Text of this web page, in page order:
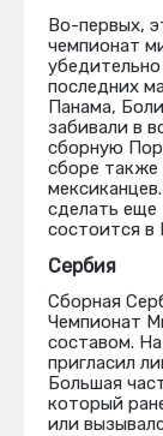
Во-первых,
чемпионат
последних
Панама,
забивали в
сборную
сборе также
сделать
состоится в
Сербия
Сборная
Чемпионат
составом.
пригласил
Большая
который
или